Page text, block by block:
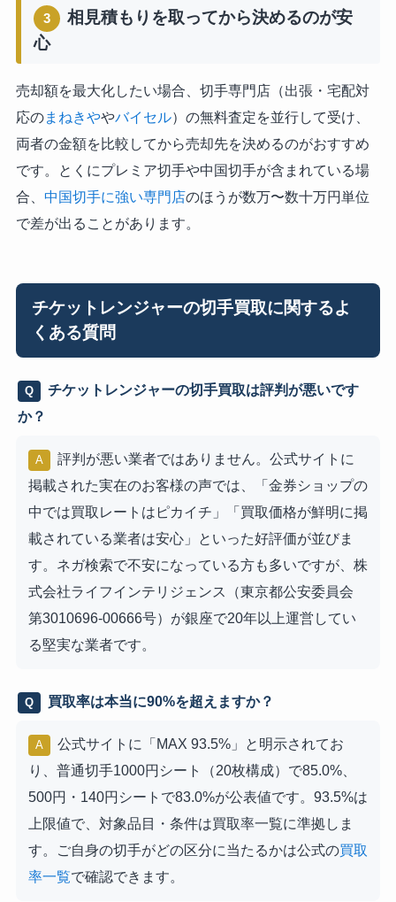
3
相見積もりを取ってから決めるのが安
心
売却額を最大化したい場合、切手専門店（出張・宅配対
応のまねきややバイセル）の無料査定を並行して受け、
両者の金額を比較してから売却先を決めるのがおすすめ
です。とくにプレミア切手や中国切手が含まれている場
合、 中国切手に強い専門店のほうが数万〜数十万円単位
で差が出ることがあります。
チケットレンジャーの切手買取に関するよ
くある質問
Q
チケットレンジャーの切手買取は評判が悪いです
か？
A
評判が悪い業者ではありません。公式サイトに
掲載された実在のお客様の声では、「金券ショップの
中では買取レートはピカイチ」「買取価格が鮮明に掲
載されている業者は安心」といった好評価が並びま
す。ネガ検索で不安になっている方も多いですが、株
式会社ライフインテリジェンス（東京都公安委員会
第3010696-00666号）が銀座で20年以上運営してい
る堅実な業者です。
Q 買取率は本当に90%を超えますか？
A
公式サイトに「MAX 93.5%」と明示されてお
り、普通切手1000円シート（20枚構成）で85.0%、
500円・140円シートで83.0%が公表値です。93.5%は
上限値で、対象品目・条件は買取率一覧に準拠しま
す。ご自身の切手がどの区分に当たるかは公式の買取
率一覧で確認できます。